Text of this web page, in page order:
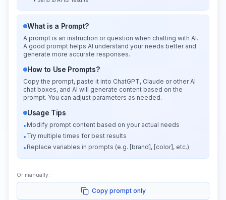
What is a Prompt?
A prompt is an instruction or question when chatting with AI.
A good prompt helps AI understand your needs better and
generate more accurate responses.
How to Use Prompts?
Copy the prompt, paste it into ChatGPT, Claude or other AI
chat boxes, and AI will generate content based on the
prompt. You can adjust parameters as needed.
Usage Tips
• Modify prompt content based on your actual needs
• Try multiple times for best results
• Replace variables in prompts (e.g. [brand], [color], etc.)
Or manually:
Copy prompt only